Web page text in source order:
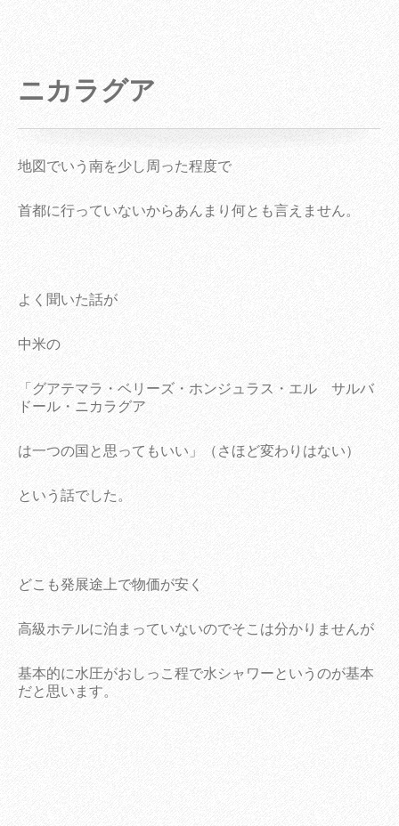
ニカラグア
地図でいう南を少し周った程度で
首都に行っていないからあんまり何とも言えません。
よく聞いた話が
中米の
「グアテマラ・ベリーズ・ホンジュラス・エル サルバ
ドール・ニカラグア
は一つの国と思ってもいい」（さほど変わりはない）
という話でした。
どこも発展途上で物価が安く
高級ホテルに泊まっていないのでそこは分かりませんが
基本的に水圧がおしっこ程で水シャワーというのが基本
だと思います。